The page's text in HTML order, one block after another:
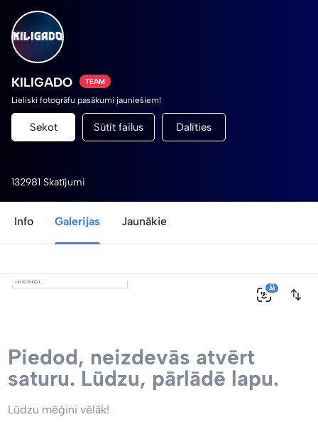
KILIGADO TEAM
Lieliski fotogrāfu pasākumi jauniešiem!
Sekot Sūtīt failus Dalīties
132981 Skatījumi
Info Galerijas Jaunākie
0
AI
Piedod, neizdevās atvērt
saturu. Lūdzu, pārlādē lapu.
Lūdzu mēģini vēlāk!